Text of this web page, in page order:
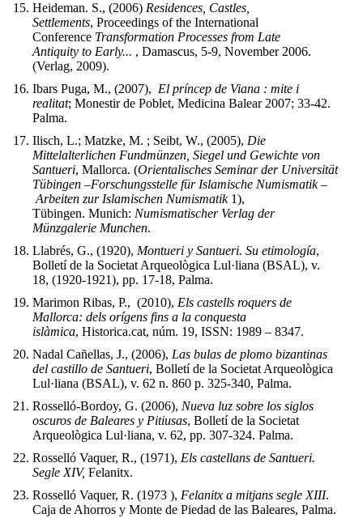
Heideman. S., (2006) Residences, Castles,
Settlements, Proceedings of the International
Conference Transformation Processes from Late
Antiquity to Early... , Damascus, 5-9, November 2006.
(Verlag, 2009).
Ibars Puga, M., (2007), El príncep de Viana : mite i
realitat; Monestir de Poblet, Medicina Balear 2007; 33-42.
Palma.
Ilisch, L.; Matzke, M. ; Seibt, W., (2005), Die
Mittelalterlichen Fundmünzen, Siegel und Gewichte von
Santueri, Mallorca. (Orientalisches Seminar der Universität
Tübingen –Forschungsstelle für Islamische Numismatik –
Arbeiten zur Islamischen Numismatik1),
Tübingen. Munich: Numismatischer Verlag der
Münzgalerie Munchen.
Llabrés, G., (1920), Montueri y Santueri. Su etimología,
Bolletí de la Societat Arqueològica Lul·liana (BSAL), v.
18, (1920-1921), pp. 17-18, Palma.
Marimon Ribas, P., (2010), Els castells roquers de
Mallorca: dels orígens fins a la conquesta
islàmica, Historica.cat, núm. 19, ISSN: 1989 – 8347.
Nadal Cañellas, J., (2006), Las bulas de plomo bizantinas
del castillo de Santueri, Bolletí de la Societat Arqueològica
Lul·liana (BSAL), v. 62 n. 860 p. 325-340, Palma.
Rosselló-Bordoy, G. (2006), Nueva luz sobre los siglos
oscuros de Baleares y Pitiusas, Bolletí de la Societat
Arqueològica Lul·liana, v. 62, pp. 307-324. Palma.
Rosselló Vaquer, R., (1971), Els castellans de Santueri.
Segle XIV, Felanitx.
Rosselló Vaquer, R. (1973 ), Felanitx a mitjans segle XIII.
Caja de Ahorros y Monte de Piedad de las Baleares, Palma.